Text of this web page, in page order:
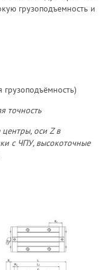
грузоподъемность и
грузоподъёмность)
точность
оси Z в
с ЧПУ, высокоточные